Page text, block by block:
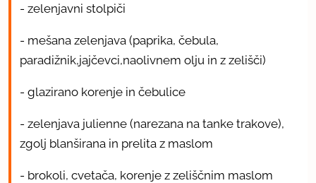
- zelenjavni stolpiči
- mešana zelenjava (paprika, čebula,
paradižnik,jajčevci,naolivnem olju in z zelišči)
- glazirano korenje in čebulice
- zelenjava julienne (narezana na tanke trakove),
zgolj blanširana in prelita z maslom
- brokoli, cvetača, korenje z zeliščnim maslom